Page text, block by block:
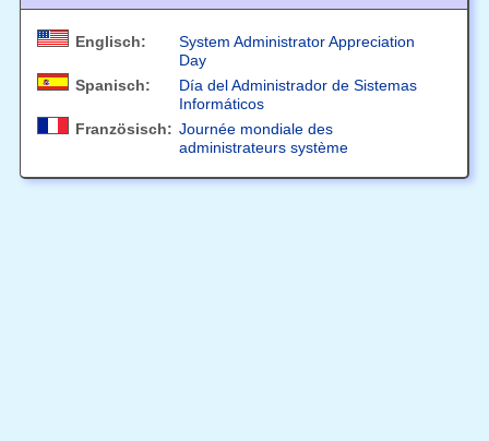
Englisch:
System Administrator Appreciation
Day
Spanisch:
Día del Administrador de Sistemas
Informáticos
Französisch: Journée mondiale des
administrateurs système